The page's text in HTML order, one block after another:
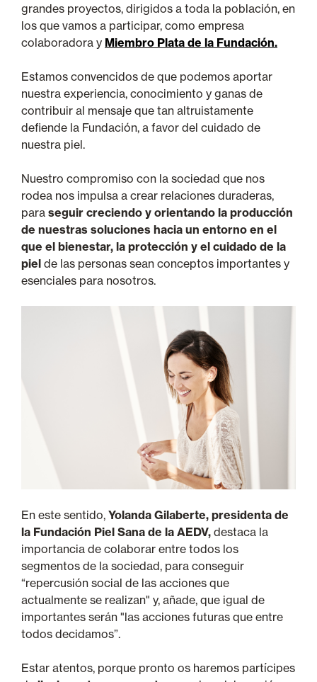
grandes proyectos, dirigidos a toda la población, en
los que vamos a participar, como empresa
colaboradora y Miembro Plata de la Fundación.
Estamos convencidos de que podemos aportar
nuestra experiencia, conocimiento y ganas de
contribuir al mensaje que tan altruistamente
defiende la Fundación, a favor del cuidado de
nuestra piel.
Nuestro compromiso con la sociedad que nos
rodea nos impulsa a crear relaciones duraderas,
para seguir creciendo y orientando la producción
de nuestras soluciones hacia un entorno en el
que el bienestar, la protección y el cuidado de la
piel de las personas sean conceptos importantes y
esenciales para nosotros.
En este sentido, Yolanda Gilaberte, presidenta de
la Fundación Piel Sana de la AEDV, destaca la
importancia de colaborar entre todos los
segmentos de la sociedad, para conseguir
“repercusión social de las acciones que
actualmente se realizan" y, añade, que igual de
importantes serán "las acciones futuras que entre
todos decidamos”.
Estar atentos, porque pronto os haremos partícipes